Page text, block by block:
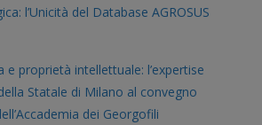
l’Unicità del Database AGROSUS
e proprietà intellettuale: l’expertise
Statale di Milano al convegno
dei Georgofili